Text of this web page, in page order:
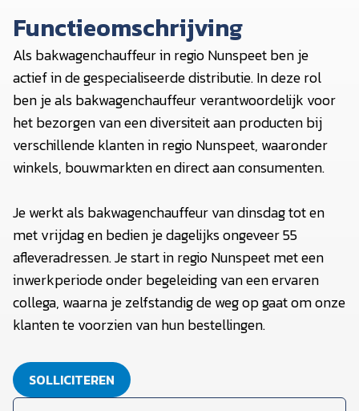
Functieomschrijving
Als bakwagenchauffeur in regio Nunspeet ben je
actief in de gespecialiseerde distributie. In deze rol
ben je als bakwagenchauffeur verantwoordelijk voor
het bezorgen van een diversiteit aan producten bij
verschillende klanten in regio Nunspeet, waaronder
winkels, bouwmarkten en direct aan consumenten.
Je werkt als bakwagenchauffeur van dinsdag tot en
met vrijdag en bedien je dagelijks ongeveer 55
afleveradressen. Je start in regio Nunspeet met een
inwerkperiode onder begeleiding van een ervaren
collega, waarna je zelfstandig de weg op gaat om onze
klanten te voorzien van hun bestellingen.
SOLLICITEREN